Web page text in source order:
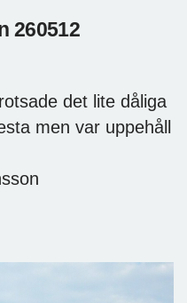
260512
det lite dåliga
men var uppehåll